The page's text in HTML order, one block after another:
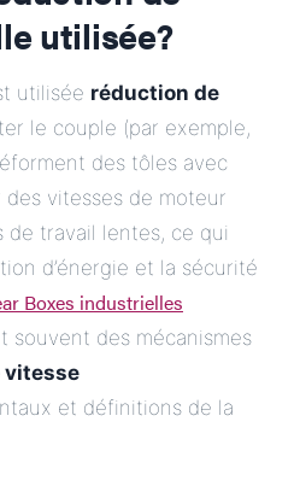
utilisée?
utilisée réduction de
le couple (par exemple,
des tôles avec
vitesses de moteur
de travail lentes, ce qui
d’énergie et la sécurité
Boxes industrielles
souvent des mécanismes
vitesse
et définitions de la